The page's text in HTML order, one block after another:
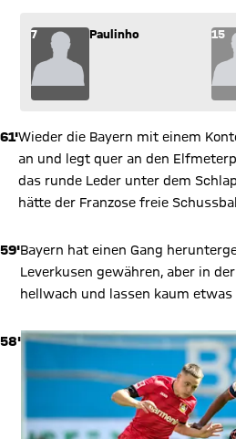
Wechsel: Paulinho (7) kommt
7 Paulinho 15
61'Wieder die Bayern mit einem
an und legt quer an den
das runde Leder unter dem
hätte der Franzose freie
59'Bayern hat einen Gang
Leverkusen gewähren, aber in
hellwach und lassen kaum etwas
58'